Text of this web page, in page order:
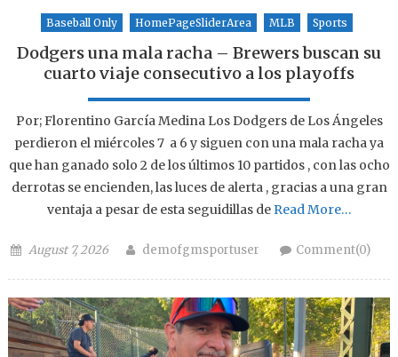
Baseball Only HomePageSliderArea MLB Sports
Dodgers una mala racha – Brewers buscan su
cuarto viaje consecutivo a los playoffs
Por; Florentino García Medina Los Dodgers de Los Ángeles
perdieron el miércoles 7 a 6 y siguen con una mala racha ya
que han ganado solo 2 de los últimos 10 partidos , con las ocho
derrotas se encienden, las luces de alerta , gracias a una gran
ventaja a pesar de esta seguidillas deRead More…
Posted on
August 7, 2026 Author
demofgmsportuser Comment(0)